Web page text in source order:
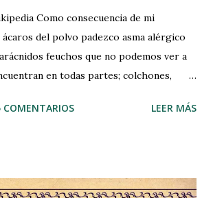
Como consecuencia de mi
del polvo padezco asma alérgico
feuchos que no podemos ver a
en todas partes; colchones,
por Facebook mi intención de
remedios caseros que practico
COMENTARIOS LEER MÁS